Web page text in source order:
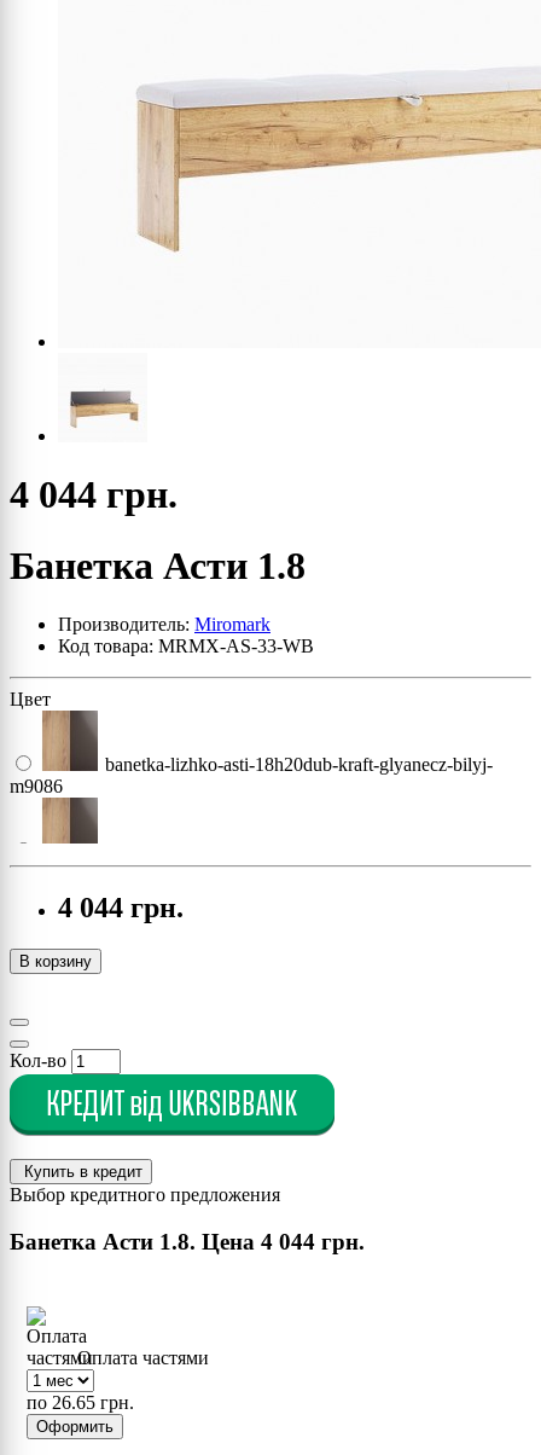
4 044 грн.
Банетка Асти 1.8
Производитель: Miromark
Код товара: MRMX-AS-33-WB
Цвет
banetka-lizhko-asti-18h20dub-kraft-glyanecz-bilyj-
m9086
m9086
4 044 грн.
В корзину
Кол-во
Купить в кредит
Выбор кредитного предложения
Банетка Асти 1.8. Цена 4 044 грн.
Оплата частями
по 26.65 грн.
Оформить